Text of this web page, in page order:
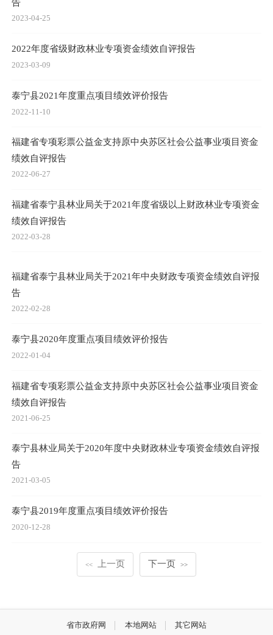
告
2023-04-25
2022年度省级财政林业专项资金绩效自评报告
2023-03-09
泰宁县2021年度重点项目绩效评价报告
2022-11-10
福建省专项彩票公益金支持原中央苏区社会公益事业项目资金
绩效自评报告
2022-06-27
福建省泰宁县林业局关于2021年度省级以上财政林业专项资金
绩效自评报告
2022-03-28
福建省泰宁县林业局关于2021年中央财政专项资金绩效自评报
告
2022-02-28
泰宁县2020年度重点项目绩效评价报告
2022-01-04
福建省专项彩票公益金支持原中央苏区社会公益事业项目资金
绩效自评报告
2021-06-25
泰宁县林业局关于2020年度中央财政林业专项资金绩效自评报
告
2021-03-05
泰宁县2019年度重点项目绩效评价报告
2020-12-28
<< 上一页 下一页 >>
省市政府网 本地网站 其它网站